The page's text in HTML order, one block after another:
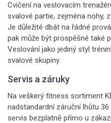
Cvičení na veslovacím
svalové partie, zejména nohy,
Je důležité dbát na řádné
pak může být prospěšné také
Veslování jako jediný styl
svalové skupiny.
Servis a záruky
Na veškerý fitness sortiment
nadstandardní záruční lhůtu
servis bezplatně přímo u